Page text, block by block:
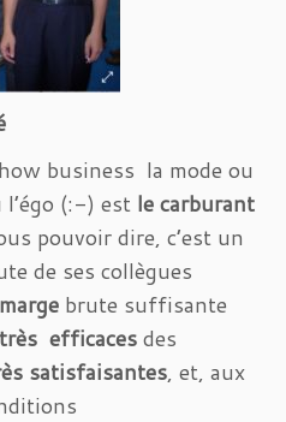
business la mode ou
(:-) est le carburant
pouvoir dire, c’est un
de ses collègues
brute suffisante
très efficacesdes
satisfaisantes, et, aux